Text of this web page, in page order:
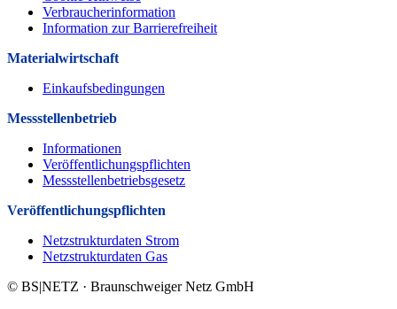
Verbraucherinformation
Information zur Barrierefreiheit
Materialwirtschaft
Einkaufsbedingungen
Messstellenbetrieb
Informationen
Veröffentlichungspflichten
Messstellenbetriebsgesetz
Veröffentlichungs­pflichten
Netzstrukturdaten Strom
Netzstrukturdaten Gas
© BS|NETZ · Braunschweiger Netz GmbH